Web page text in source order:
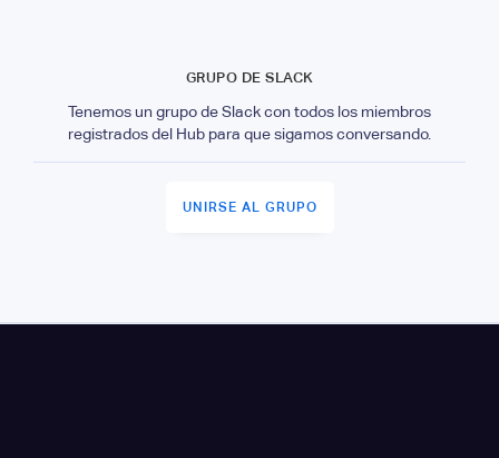
GRUPO DE SLACK
Tenemos un grupo de Slack con todos los miembros
registrados del Hub para que sigamos conversando.
UNIRSE AL GRUPO